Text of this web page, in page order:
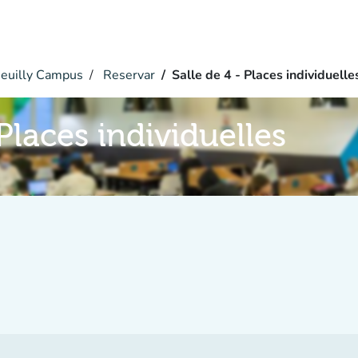
Campus Reservar Salle de 4 - Places
individuelles